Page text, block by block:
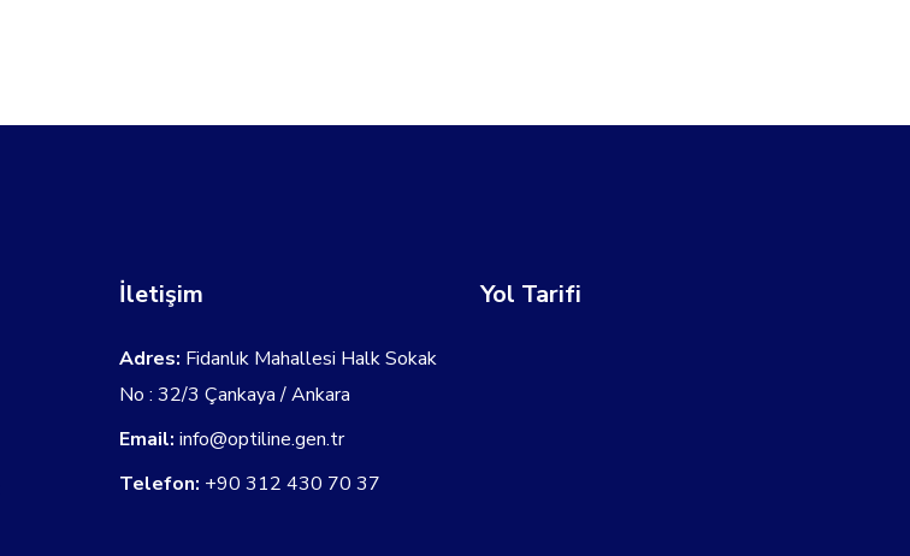
İletişim
Adres: Fidanlık Mahallesi Halk Sokak
No : 32/3 Çankaya / Ankara
Email: info@optiline.gen.tr
Telefon: +90 312 430 70 37
Yol Tarifi